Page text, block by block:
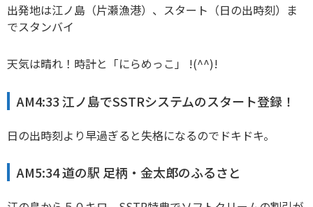
出発地は江ノ島（片瀬漁港）、スタート（日の出時刻）ま
でスタンバイ
天気は晴れ！時計と「にらめっこ」 !(^^)!
AM4:33 江ノ島でSSTRシステムのスタート登録！
日の出時刻より早過ぎると失格になるのでドキドキ。
AM5:34 道の駅 足柄・金太郎のふるさと